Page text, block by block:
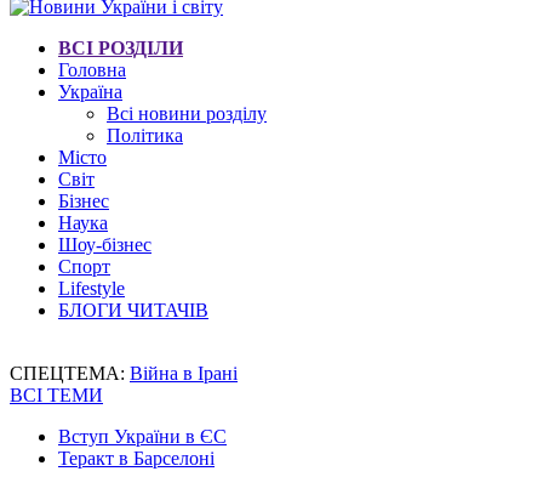
ВСІ РОЗДІЛИ
Головна
Україна
Всі новини розділу
Політика
Місто
Світ
Бізнес
Наука
Шоу-бізнес
Спорт
Lifestyle
БЛОГИ ЧИТАЧІВ
СПЕЦТЕМА: Війна в Ірані
ВСІ ТЕМИ
Вступ України в ЄС
Теракт в Барселоні